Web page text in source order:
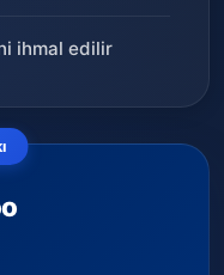
ihmal edilir